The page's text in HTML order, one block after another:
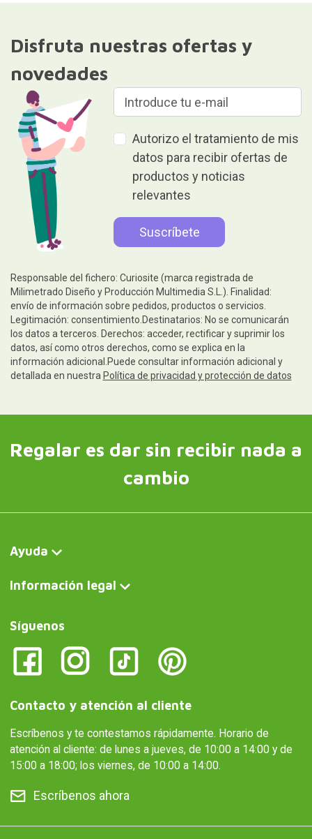
Disfruta nuestras ofertas y
novedades
Autorizo el tratamiento de mis
datos para recibir ofertas de
productos y noticias
relevantes
Responsable del fichero: Curiosite (marca registrada de
Milimetrado Diseño y Producción Multimedia S.L.). Finalidad:
envío de información sobre pedidos, productos o servicios.
Legitimación: consentimiento.Destinatarios: No se comunicarán
los datos a terceros. Derechos: acceder, rectificar y suprimir los
datos, así como otros derechos, como se explica en la
información adicional.Puede consultar información adicional y
detallada en nuestra Política de privacidad y protección de datos
Regalar es dar sin recibir nada a
cambio
Ayuda
Información legal
Síguenos
Contacto y atención al cliente
Escríbenos y te contestamos rápidamente. Horario de
atención al cliente: de lunes a jueves, de 10:00 a 14:00 y de
15:00 a 18:00; los viernes, de 10:00 a 14:00.
Escríbenos ahora